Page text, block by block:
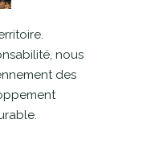
nous
des